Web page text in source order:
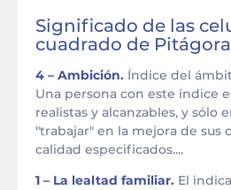
Significado de las
cuadrado de
4 – Ambición. Índice del
Una persona con este índice
realistas y alcanzables, y sólo
"trabajar" en la mejora de sus
calidad especificados....
1 – La lealtad familiar. El